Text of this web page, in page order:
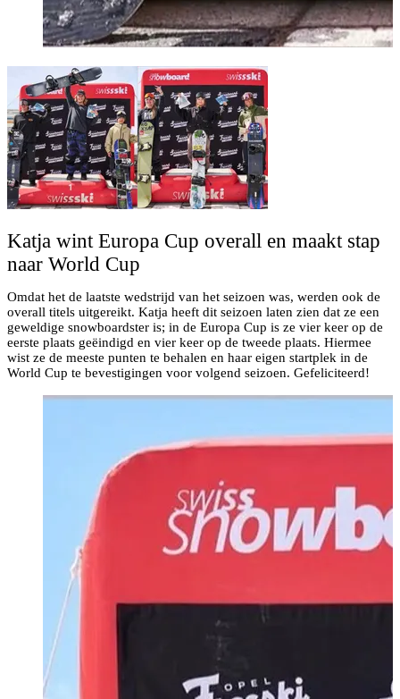
Katja wint Europa Cup overall en maakt stap
naar World Cup
Omdat het de laatste wedstrijd van het seizoen was, werden ook de
overall titels uitgereikt. Katja heeft dit seizoen laten zien dat ze een
geweldige snowboardster is; in de Europa Cup is ze vier keer op de
eerste plaats geëindigd en vier keer op de tweede plaats. Hiermee
wist ze de meeste punten te behalen en haar eigen startplek in de
World Cup te bevestigingen voor volgend seizoen. Gefeliciteerd!